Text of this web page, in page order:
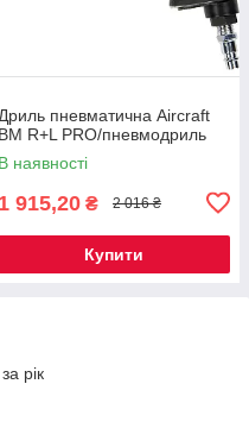
Дриль пневматична Aircraft
BM R+L PRO/пневмодриль
В наявності
1 915,20 ₴ 2 016 ₴
Купити
рік